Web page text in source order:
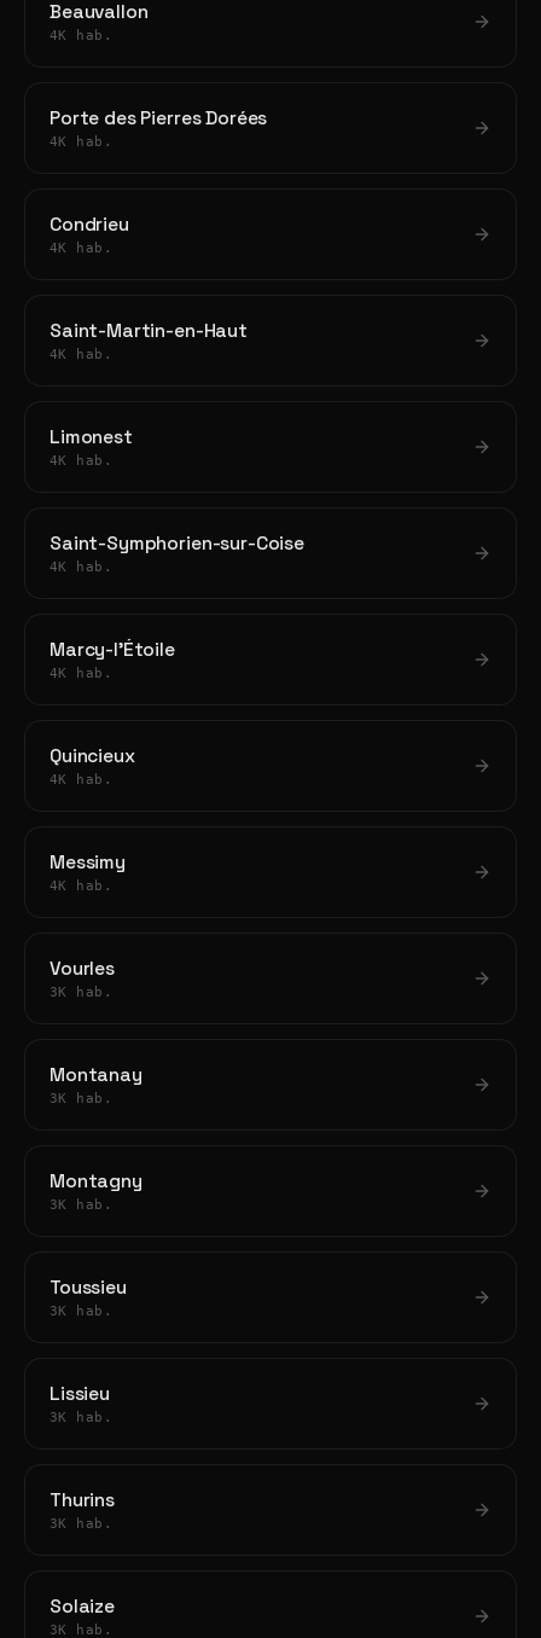
Beauvallon
4K hab.
Porte des Pierres Dorées
4K hab.
Condrieu
4K hab.
Saint-Martin-en-Haut
4K hab.
Limonest
4K hab.
Saint-Symphorien-sur-Coise
4K hab.
Marcy-l'Étoile
4K hab.
Quincieux
4K hab.
Messimy
4K hab.
Vourles
3K hab.
Montanay
3K hab.
Montagny
3K hab.
Toussieu
3K hab.
Lissieu
3K hab.
Thurins
3K hab.
Solaize
3K hab.